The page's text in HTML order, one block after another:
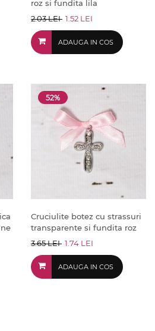
roz si fundita lila
2.03 LEI 1.52 LEI
ADAUGA IN COS
52%
Cruciulite botez cu strassuri
transparente si fundita roz
3.65 LEI 1.74 LEI
ADAUGA IN COS